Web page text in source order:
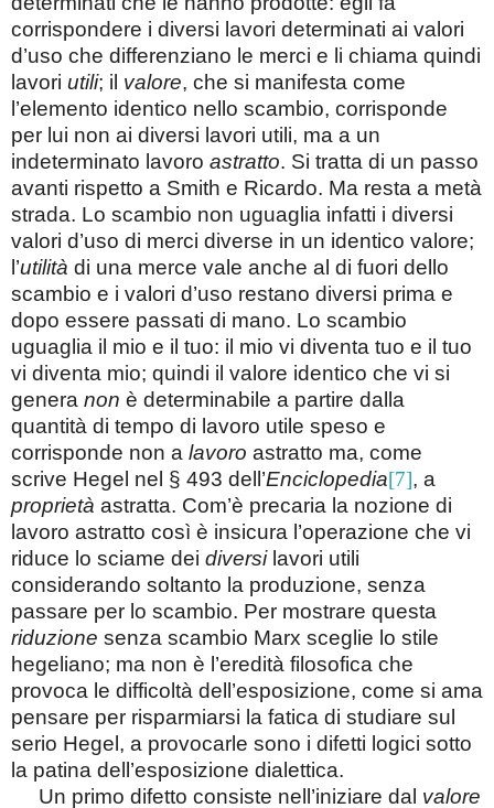
corrispondere i diversi lavori determinati ai valori
d’uso che differenziano le merci e li chiama quindi
lavori utili; il valore, che si manifesta come
l’elemento identico nello scambio, corrisponde
per lui non ai diversi lavori utili, ma a un
indeterminato lavoro astratto. Si tratta di un passo
avanti rispetto a Smith e Ricardo. Ma resta a metà
strada. Lo scambio non uguaglia infatti i diversi
valori d’uso di merci diverse in un identico valore;
l’utilità di una merce vale anche al di fuori dello
scambio e i valori d’uso restano diversi prima e
dopo essere passati di mano. Lo scambio
uguaglia il mio e il tuo: il mio vi diventa tuo e il tuo
vi diventa mio; quindi il valore identico che vi si
genera non è determinabile a partire dalla
quantità di tempo di lavoro utile speso e
corrisponde non a lavoro astratto ma, come
scrive Hegel nel § 493 dell’Enciclopedia[7], a
proprietà astratta. Com’è precaria la nozione di
lavoro astratto così è insicura l’operazione che vi
riduce lo sciame dei diversilavori utili
considerando soltanto la produzione, senza
passare per lo scambio. Per mostrare questa
riduzione senza scambio Marx sceglie lo stile
hegeliano; ma non è l’eredità filosofica che
provoca le difficoltà dell’esposizione, come si ama
pensare per risparmiarsi la fatica di studiare sul
serio Hegel, a provocarle sono i difetti logici sotto
la patina dell’esposizione dialettica.
Un primo difetto consiste nell’iniziare dal valore